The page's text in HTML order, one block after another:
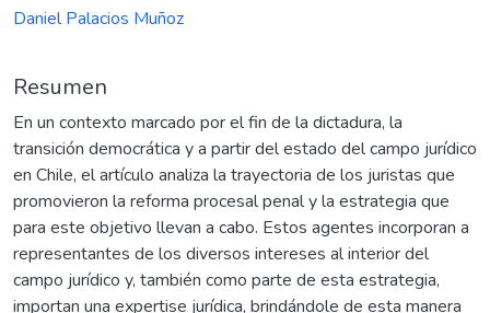
Daniel Palacios Muñoz
Resumen
En un contexto marcado por el fin de la dictadura, la
transición democrática y a partir del estado del campo jurídico
en Chile, el artículo analiza la trayectoria de los juristas que
promovieron la reforma procesal penal y la estrategia que
para este objetivo llevan a cabo. Estos agentes incorporan a
representantes de los diversos intereses al interior del
campo jurídico y, también como parte de esta estrategia,
importan una expertise jurídica, brindándole de esta manera